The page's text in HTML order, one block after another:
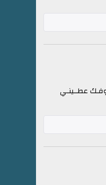
عطــينـي